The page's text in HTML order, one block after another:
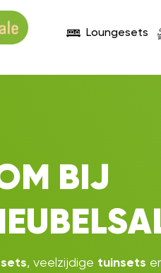
Loungesets
BIJ
, veelzijdige tuinsets